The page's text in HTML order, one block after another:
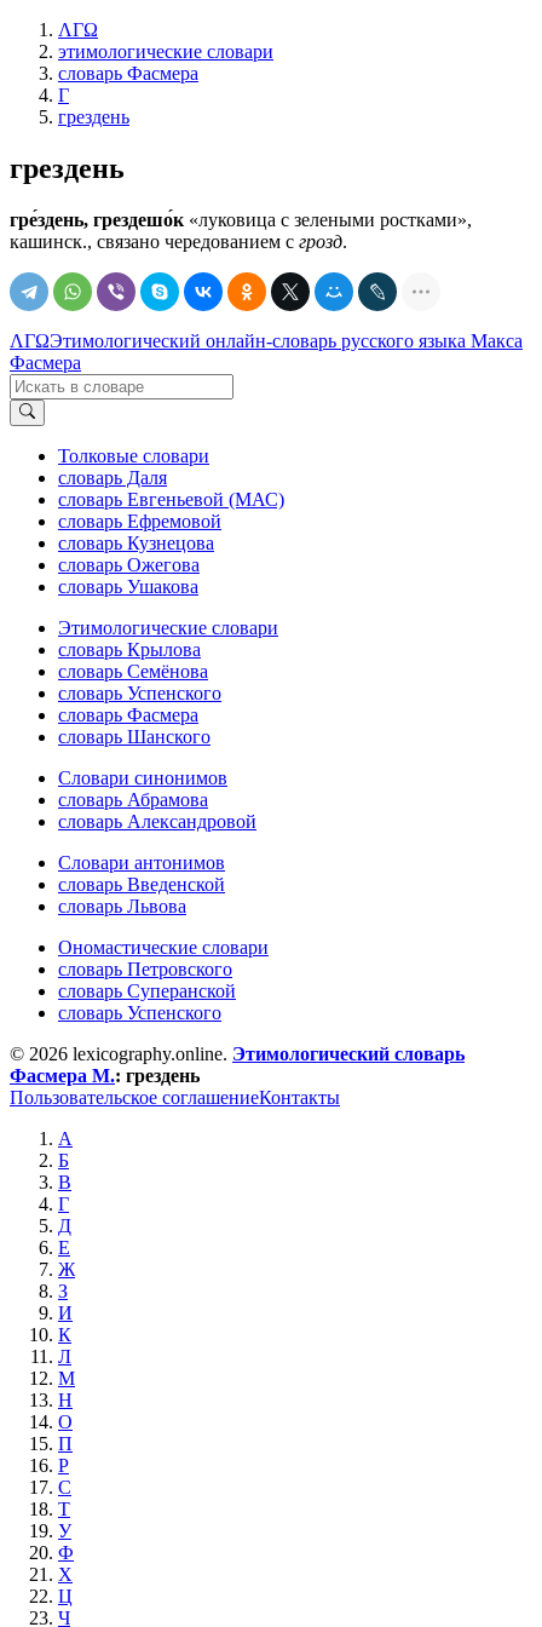
ΛΓΩ
этимологические словари
словарь Фасмера
Г
грездень
грездень
гре́здень, грездешо́к «луковица с зелеными ростками»,
кашинск., связано чередованием с грозд.
ΛΓΩЭтимологический онлайн-словарь русского языка Макса
Фасмера
Толковые словари
словарь Даля
словарь Евгеньевой (МАС)
словарь Ефремовой
словарь Кузнецова
словарь Ожегова
словарь Ушакова
Этимологические словари
словарь Крылова
словарь Семёнова
словарь Успенского
словарь Фасмера
словарь Шанского
Словари синонимов
словарь Абрамова
словарь Александровой
Словари антонимов
словарь Введенской
словарь Львова
Ономастические словари
словарь Петровского
словарь Суперанской
словарь Успенского
© 2026 lexicography.online. Этимологический словарь
Фасмера М.: грездень
Пользовательское соглашениеКонтакты
А
Б
В
Г
Д
Е
Ж
З
И
К
Л
М
Н
О
П
Р
С
Т
У
Ф
Х
Ц
Ч